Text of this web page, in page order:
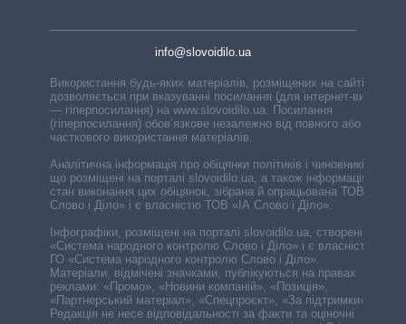
info@slovoidilo.ua
Використання будь-яких матеріалів, розміщених на сайті,
дозволяється при вказуванні посилання (для інтернет-видань
— гіперпосилання) на www.slovoidilo.ua. Посилання
(гіперпосилання) обов’язкове незалежно від повного або
часткового використання матеріалів.
Аналітична інформація про обіцянки політиків і чиновників,
що розміщені на порталі slovoidilo.ua, а також інформація про
стан виконання цих обіцянок, зібрана й опрацьована ТОВ «ІА
Слово і Діло» і є власністю ТОВ «ІА Слово і Діло».
Інфографіки, розміщені на порталі slovoidilo.ua, створені ГО
«Система народного контролю Слово і Діло» і є власністю
ГО «Система народного контролю Слово і Діло».
Матеріали, відмічені значками, публікуються на правах
реклами: «Промо», «Новини компаній», «Позиція»,
«Партнерський матеріал», «Спецпроєкт», «За підтримки».
Редакція не несе відповідальності за факти та оціночні